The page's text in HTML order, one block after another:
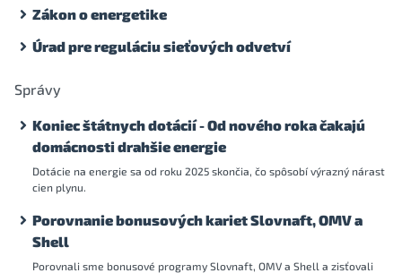
Zákon o energetike
Úrad pre reguláciu sieťových odvetví
Správy
Koniec štátnych dotácií - Od nového roka čakajú
domácnosti drahšie energie
Dotácie na energie sa od roku 2025 skončia, čo spôsobí výrazný nárast
cien plynu.
Porovnanie bonusových kariet Slovnaft, OMV a
Shell
Porovnali sme bonusové programy Slovnaft, OMV a Shell a zisťovali